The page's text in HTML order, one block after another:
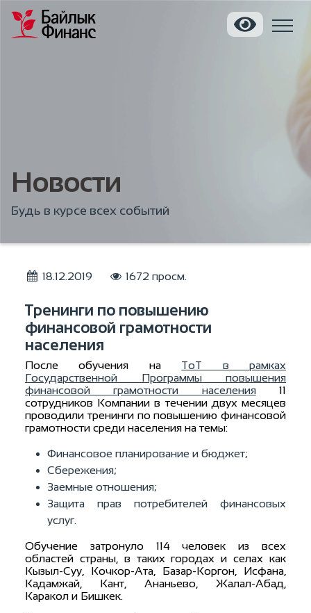
Новости
Будь в курсе всех событий
18.12.2019 1672 просм.
Тренинги по повышению
финансовой грамотности
населения
После обучения на ТоТ в рамках
Государственной Программы повышения
финансовой грамотности населения11
сотрудников Компании в течении двух месяцев
проводили тренинги по повышению финансовой
грамотности среди населения на темы:
Финансовое планирование и бюджет;
Сбережения;
Заемные отношения;
Защита прав потребителей финансовых
услуг.
Обучение затронуло 114 человек из всех
областей страны, в таких городах и селах как
Кызыл-Суу, Кочкор-Ата, Базар-Коргон, Исфана,
Кадамжай, Кант, Ананьево, Жалал-Абад,
Каракол и Бишкек.